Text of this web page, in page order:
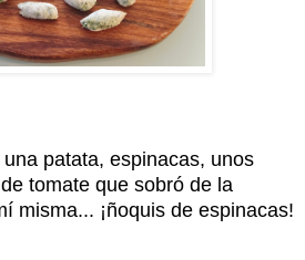
patata, espinacas, unos
tomate que sobró de la
misma... ¡ñoquis de espinacas!